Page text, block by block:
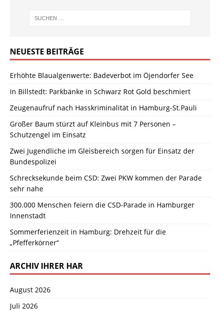
NEUESTE BEITRÄGE
Erhöhte Blaualgenwerte: Badeverbot im Öjendorfer See
In Billstedt: Parkbänke in Schwarz Rot Gold beschmiert
Zeugenaufruf nach Hasskriminalität in Hamburg-St.Pauli
Großer Baum stürzt auf Kleinbus mit 7 Personen –
Schutzengel im Einsatz
Zwei Jugendliche im Gleisbereich sorgen für Einsatz der
Bundespolizei
Schrecksekunde beim CSD: Zwei PKW kommen der Parade
sehr nahe
300.000 Menschen feiern die CSD-Parade in Hamburger
Innenstadt
Sommerferienzeit in Hamburg: Drehzeit für die
„Pfefferkörner“
ARCHIV IHRER HAR
August 2026
Juli 2026